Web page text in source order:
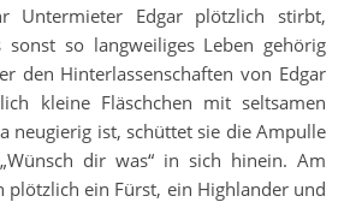
Untermieter Edgar plötzlich stirbt,
sonst so langweiliges Leben gehörig
den Hinterlassenschaften von Edgar
kleine Fläschchen mit seltsamen
neugierig ist, schüttet sie die Ampulle
dir was“ in sich hinein. Am
plötzlich ein Fürst, ein Highlander und